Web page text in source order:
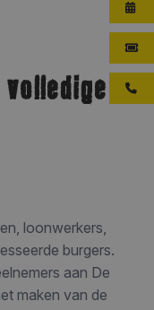
loonwerkers,
burgers.
aan De
maken van de